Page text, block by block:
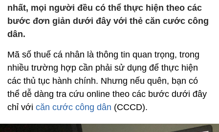
nhất, mọi người đều có thể thực hiện theo các
bước đơn giản dưới đây với thẻ căn cước công
dân.
Mã số thuế cá nhân là thông tin quan trọng, trong
nhiều trường hợp cần phải sử dụng để thực hiện
các thủ tục hành chính. Nhưng nếu quên, bạn có
thể dễ dàng tra cứu online theo các bước dưới đây
chỉ với căn cước công dân (CCCD).